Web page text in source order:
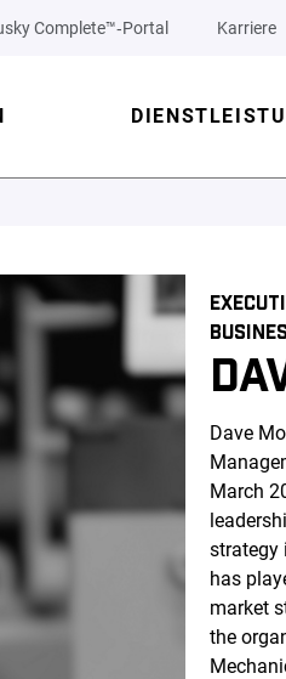
Complete™‑Portal Karriere
Dave
March
strategy
has
market
the